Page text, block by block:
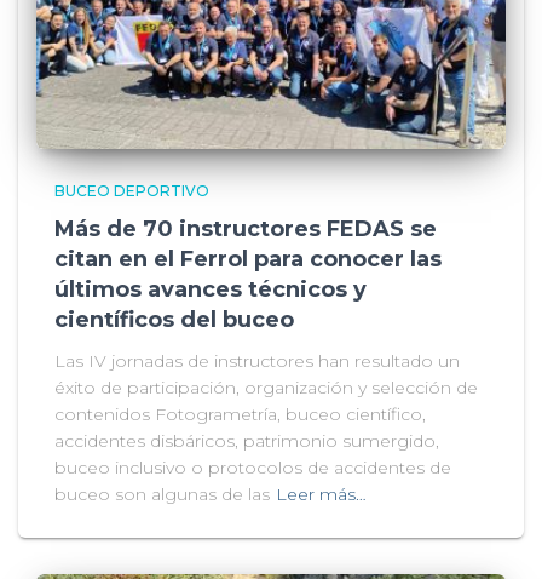
BUCEO DEPORTIVO
Más de 70 instructores FEDAS se
citan en el Ferrol para conocer las
últimos avances técnicos y
científicos del buceo
Las IV jornadas de instructores han resultado un
éxito de participación, organización y selección de
contenidos Fotogrametría, buceo científico,
accidentes disbáricos, patrimonio sumergido,
buceo inclusivo o protocolos de accidentes de
buceo son algunas de las Leer más…